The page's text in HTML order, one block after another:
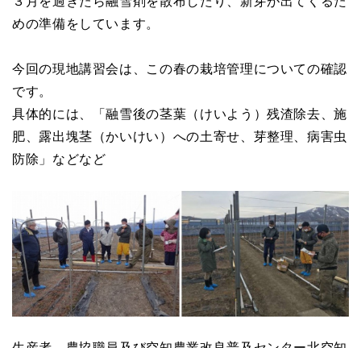
めの準備をしています。
今回の現地講習会は、この春の栽培管理についての確認
です。
具体的には、「融雪後の茎葉（けいよう）残渣除去、施
肥、露出塊茎（かいけい）への土寄せ、芽整理、病害虫
防除」などなど